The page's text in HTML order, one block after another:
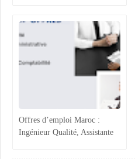
Offres d’emploi Maroc :
Ingénieur Qualité, Assistante